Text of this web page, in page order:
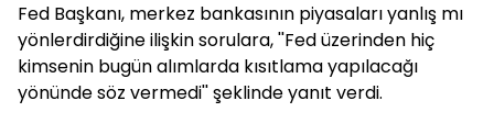
Fed Başkanı, merkez bankasının piyasaları yanlış mı
yönlerdirdiğine ilişkin sorulara, ''Fed üzerinden hiç
kimsenin bugün alımlarda kısıtlama yapılacağı
yönünde söz vermedi'' şeklinde yanıt verdi.